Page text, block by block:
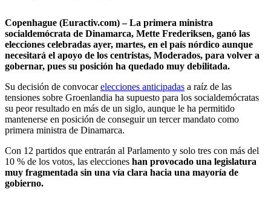
Copenhague (Euractiv.com) – La primera ministra
socialdemócrata de Dinamarca, Mette Frederiksen, ganó las
elecciones celebradas ayer, martes, en el país nórdico aunque
necesitará el apoyo de los centristas, Moderados, para volver a
gobernar, pues su posición ha quedado muy debilitada.
Su decisión de convocarelecciones anticipadas a raíz de las
tensiones sobre Groenlandia ha supuesto para los socialdemócratas
su peor resultado en más de un siglo, aunque le ha permitido
mantenerse en posición de conseguir un tercer mandato como
primera ministra de Dinamarca.
Con 12 partidos que entrarán al Parlamento y solo tres con más del
10 % de los votos, las elecciones han provocado una legislatura
muy fragmentada sin una vía clara hacia una mayoría de
gobierno.